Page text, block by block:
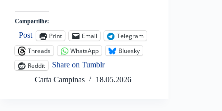
Compartilhe:
Post Print Email
Telegram
Threads
WhatsApp
Bluesky
Reddit
Share on Tumblr
Carta Campinas
18.05.2026